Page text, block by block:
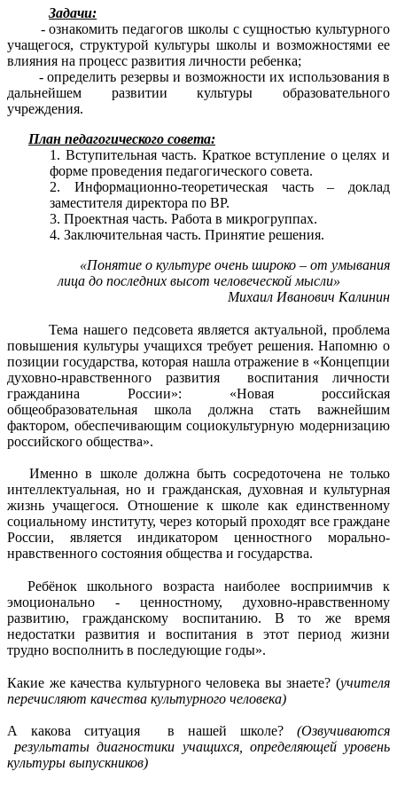
Задачи:
- ознакомить педагогов школы с сущностью культурного
учащегося, структурой культуры школы и возможностями ее
влияния на процесс развития личности ребенка;
- определить резервы и возможности их использования в
дальнейшем развитии культуры образовательного
учреждения.
План педагогического совета:
Вступительная часть. Краткое вступление о целях и
форме проведения педагогического совета.
Информационно-теоретическая часть – доклад
заместителя директора по ВР.
Проектная часть. Работа в микрогруппах.
Заключительная часть. Принятие решения.
«Понятие о культуре очень широко – от умывания
лица до последних высот человеческой мысли»
Михаил Иванович Калинин
Тема нашего педсовета является актуальной, проблема
повышения культуры учащихся требует решения. Напомню о
позиции государства, которая нашла отражение в «Концепции
духовно-нравственного развития воспитания личности
гражданина России»: «Новая российская
общеобразовательная школа должна стать важнейшим
фактором, обеспечивающим социокультурную модернизацию
российского общества».
Именно в школе должна быть сосредоточена не только
интеллектуальная, но и гражданская, духовная и культурная
жизнь учащегося. Отношение к школе как единственному
социальному институту, через который проходят все граждане
России, является индикатором ценностного морально-
нравственного состояния общества и государства.
Ребёнок школьного возраста наиболее восприимчив к
эмоционально - ценностному, духовно-нравственному
развитию, гражданскому воспитанию. В то же время
недостатки развития и воспитания в этот период жизни
трудно восполнить в последующие годы».
Какие же качества культурного человека вы знаете? (учителя
перечисляют качества культурного человека)
А какова ситуация в нашей школе? (Озвучиваются
результаты диагностики учащихся, определяющей уровень
культуры выпускников)